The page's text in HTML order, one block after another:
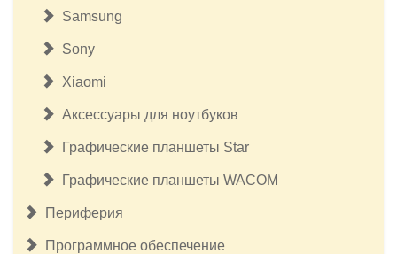
Samsung
Sony
Xiaomi
Аксессуары для ноутбуков
Графические планшеты Star
Графические планшеты WACOM
Периферия
Программное обеспечение